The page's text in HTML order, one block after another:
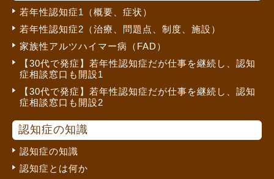
若年性認知症1（概要、症状）
若年性認知症2（治療、問題点、制度、施設）
家族性アルツハイマー病（FAD）
【30代で発症】若年性認知症だが仕事を継続し、認知
症相談窓口も開設1
【30代で発症】若年性認知症だが仕事を継続し、認知
症相談窓口も開設2
認知症の知識
認知症の知識
認知症とは何か